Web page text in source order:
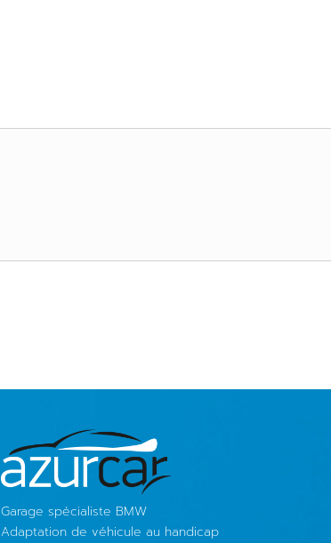
Garage spécialiste BMW
Adaptation de véhicule au handicap